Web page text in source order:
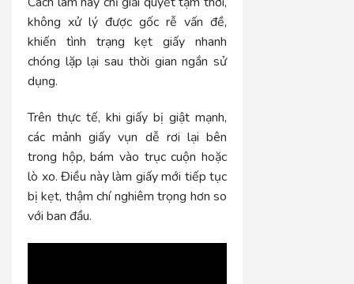
không xử lý được gốc rễ vấn đề,
khiến tình trạng kẹt giấy nhanh
chóng lặp lại sau thời gian ngắn sử
dụng.
Trên thực tế, khi giấy bị giật mạnh,
các mảnh giấy vụn dễ rơi lại bên
trong hộp, bám vào trục cuộn hoặc
lò xo. Điều này làm giấy mới tiếp tục
bị kẹt, thậm chí nghiêm trọng hơn so
với ban đầu.